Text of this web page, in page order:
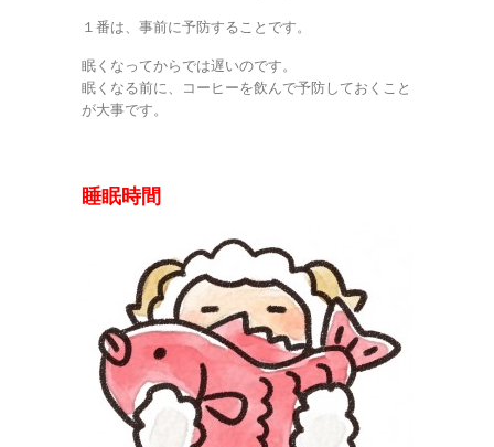
１番は、事前に予防することです。
眠くなってからでは遅いのです。
眠くなる前に、コーヒーを飲んで予防しておくこと
が大事です。
睡眠時間